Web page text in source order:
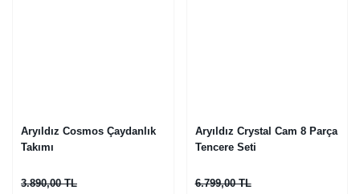
Aryıldız Cosmos Çaydanlık
Takımı
3.890,00 TL
Aryıldız Crystal Cam 8 Parça
Tencere Seti
6.799,00 TL